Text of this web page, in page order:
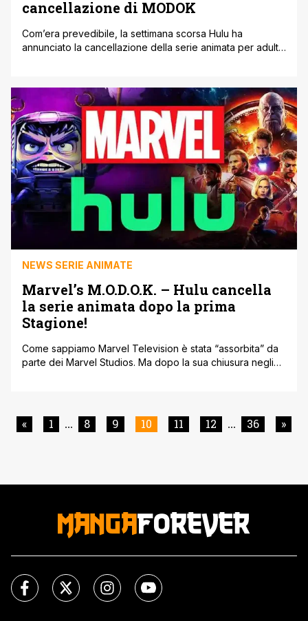
cancellazione di MODOK
Com’era prevedibile, la settimana scorsa Hulu ha
annunciato la cancellazione della serie animata per adulti
divisione Marvel Television, ormai assorbita dai Marvel
Studios. Patton Oswalt, co-creatore e doppiatore della
serie animata diffusa negli Stati Uniti da Hulu Marvel's [']
NEWS SERIE ANIMATE
Marvel’s M.O.D.O.K. – Hulu cancella
la serie animata dopo la prima
Stagione!
Come sappiamo Marvel Television è stata “assorbita” da
parte dei Marvel Studios. Ma dopo la sua chiusura negli
di Marvel Comics, uscita su Hulu lo scorso anno, e su
Disney+ in Italia. Variety ha annunciato che Hulu ha
« 1 ... 8 9 10 11 12 ... 36 »